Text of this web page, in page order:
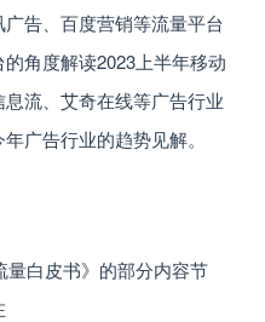
告、百度营销等流量平台
角度解读2023上半年移动
流、艾奇在线等广告行业
广告行业的趋势见解。
量白皮书》 的部分内容节